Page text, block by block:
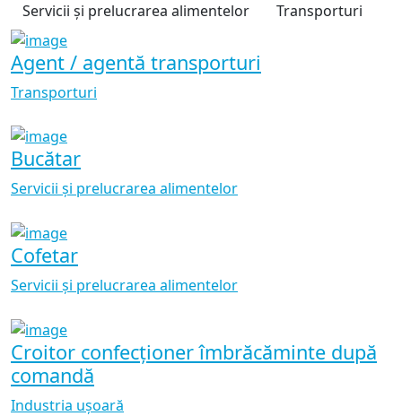
Servicii și prelucrarea alimentelor
Transporturi
Agent / agentă transporturi
Transporturi
Bucătar
Servicii și prelucrarea alimentelor
Cofetar
Servicii și prelucrarea alimentelor
Croitor confecționer îmbrăcăminte după
comandă
Industria ușoară